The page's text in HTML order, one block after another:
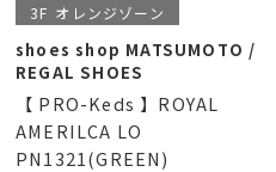
3F オレンジゾーン
shoes shop MATSUMOTO /
REGAL SHOES
【 PRO-Keds 】ROYAL
AMERILCA LO
PN1321(GREEN)